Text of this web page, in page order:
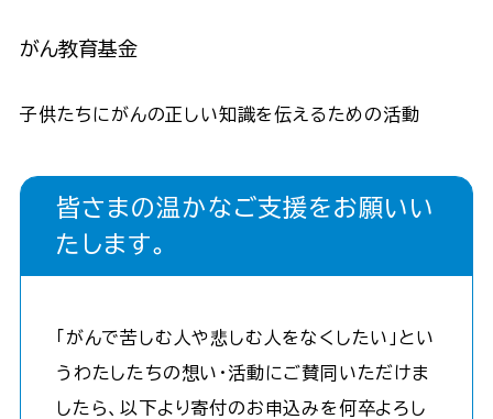
がん教育基金
子供たちにがんの正しい知識を伝えるための活動
皆さまの温かなご支援をお願いい
たします｡
「がんで苦しむ人や悲しむ人をなくしたい」とい
うわたしたちの想い・活動にご賛同いただけま
したら、以下より寄付のお申込みを何卒よろし